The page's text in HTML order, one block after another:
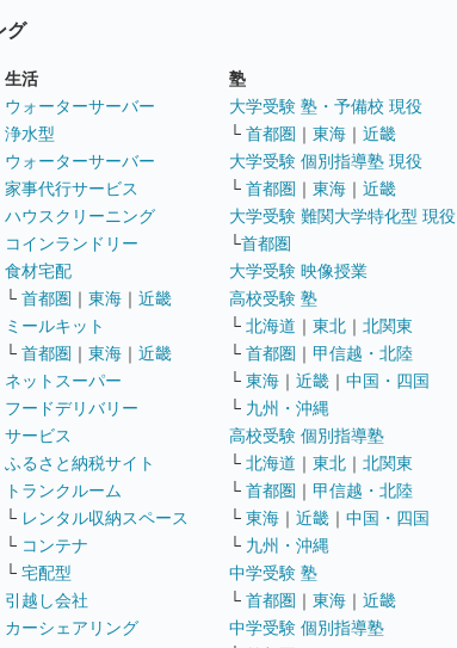
グ
生活
ウォーターサーバー
浄水型
ウォーターサーバー
家事代行サービス
ハウスクリーニング
コインランドリー
食材宅配
└ 首都圏 ｜ 東海 ｜ 近畿
ミールキット
└ 首都圏 ｜ 東海 ｜ 近畿
ネットスーパー
フードデリバリー
サービス
ふるさと納税サイト
トランクルーム
└ レンタル収納スペース
└ コンテナ
└ 宅配型
引越し会社
カーシェアリング
塾
大学受験 塾・予備校 現役
└ 首都圏 ｜ 東海 ｜ 近畿
大学受験 個別指導塾 現役
└ 首都圏 ｜ 東海 ｜ 近畿
大学受験 難関大学特化型 現役
└首都圏
大学受験 映像授業
高校受験 塾
└ 北海道 ｜ 東北 ｜ 北関東
└ 首都圏 ｜ 甲信越・北陸
└ 東海 ｜ 近畿 ｜ 中国・四国
└ 九州・沖縄
高校受験 個別指導塾
└ 北海道 ｜ 東北 ｜ 北関東
└ 首都圏 ｜ 甲信越・北陸
└ 東海 ｜ 近畿 ｜ 中国・四国
└ 九州・沖縄
中学受験 塾
└ 首都圏 ｜ 東海 ｜ 近畿
中学受験 個別指導塾